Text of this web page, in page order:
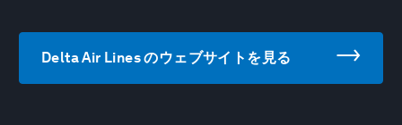
Delta Air Lines のウェブサイトを見る